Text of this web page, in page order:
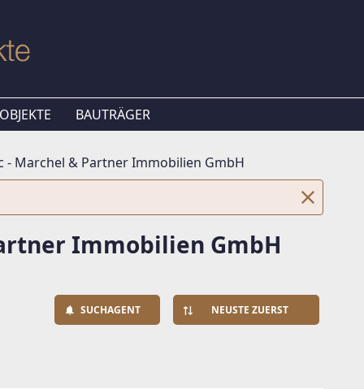
BAUTRÄGER
- Marchel & Partner Immobilien GmbH
Immobilien GmbH
SUCHAGENT NEUSTE ZUERST